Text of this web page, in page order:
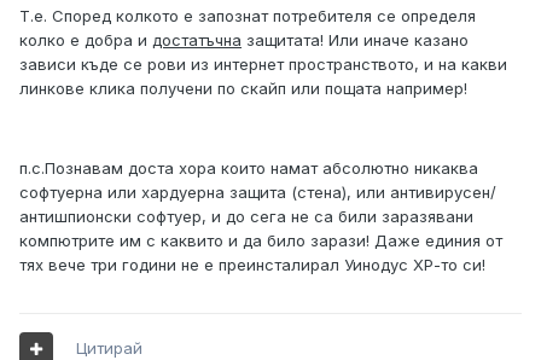
Т.е. Според колкото е запознат потребителя се определя
колко е добра и достатъчна защитата! Или иначе казано
зависи къде се рови из интернет пространството, и на какви
линкове клика получени по скайп или пощата например!
п.с.Познавам доста хора които намат абсолютно никаква
софтуерна или хардуерна защита (стена), или антивирусен/
антишпионски софтуер, и до сега не са били заразявани
компютрите им с каквито и да било зарази! Даже единия от
тях вече три години не е преинсталирал Уинодус ХР-то си!
Цитирай